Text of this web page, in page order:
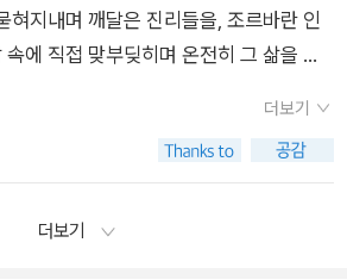
지 않은 자에게 화 있을진저!, 남을 즐겁
진저! 금생과 내생이 하나임을 깨닫지
하지만 실로, 눈 앞의 무식쟁이 막가파
과 피로 싸우고 죽이고 입을 맞추면서
던 것들을 고스란히 살아온 것이다. 내가
붙어 풀어 보려고 하던 문제를 이 사나이
혀지내며 깨달은 진리들을, 조르바란 인
에 직접 맞부딪히며 온전히 그 삶을 기
걸지마슈! 뚝 부러질 것 같으니까.''나는
꼭지부터 발끝까지가 잔뜩 긴장하여 이
리거나 말을 걸면 돌아봐야죠? 그럼 꼭 부
더보기
더보기